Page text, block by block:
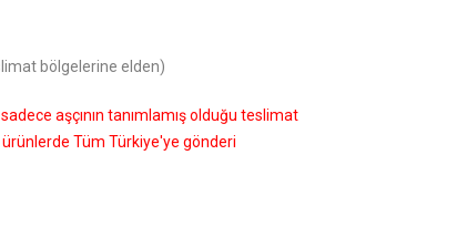
bölgelerine elden)
aşçının tanımlamış olduğu teslimat
Tüm Türkiye'ye gönderi